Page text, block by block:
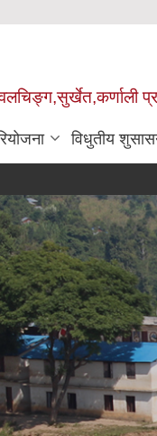
विधुतीय